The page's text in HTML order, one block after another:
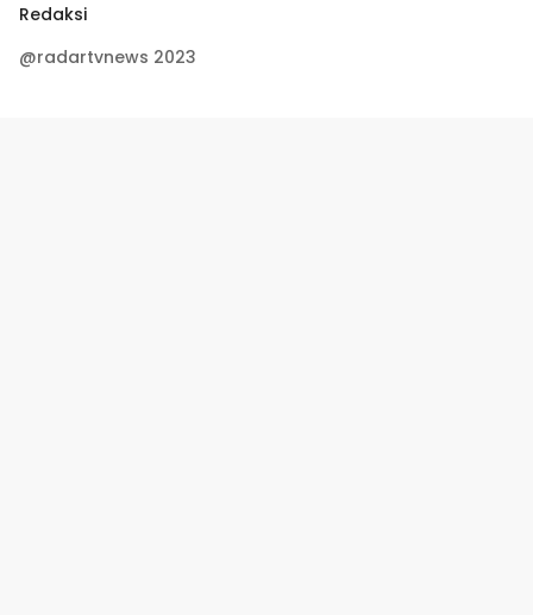
Redaksi
@radartvnews 2023